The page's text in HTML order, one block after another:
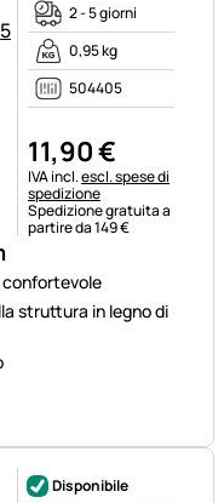
confortevole
struttura in legno di
2 - 5 giorni
0,95 kg
504405
11,90€
Informazioni fiscali:
IVA incl.escl. spese di
spedizione
Spedizione gratuita a
partire da 149 €
Disponibile